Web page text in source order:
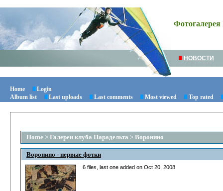
Фотогалерея
НОВОСТИ
Home
Login
Album list
Last uploads Last comments Most viewed Top rated
Home > Галереи клуба Парадельта > Воронино
Воронино - первые фотки
6 files, last one added on Oct 20, 2008